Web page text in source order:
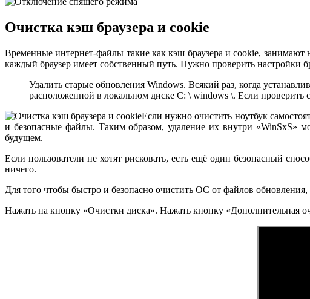
Очистка кэш браузера и cookie
Временные интернет-файлы такие как кэш браузера и cookie, занимают
каждый браузер имеет собственный путь. Нужно проверить настройки
Удалить старые обновления Windows. Всякий раз, когда
расположенной в локальном диске C: \ windows \. Если проверить
Если нужно очистить ноутбук
и безопасные файлы. Таким образом, удаление их внутри «WinSxS»
будущем.
Если пользователи не хотят рисковать, есть ещё один безопасный
ничего.
Для того чтобы быстро и безопасно очистить ОС от файлов
Нажать на кнопку «Очистки диска». Нажать кнопку «Дополнительная